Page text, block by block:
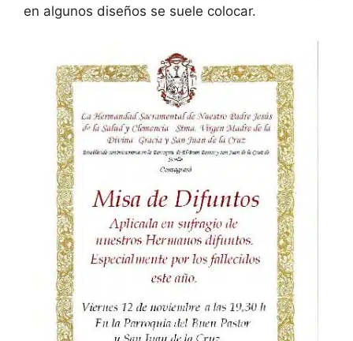
en algunos diseños se suele colocar.